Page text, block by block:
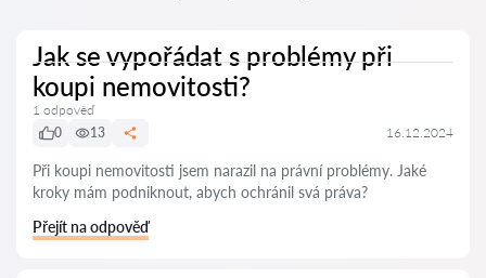
Jak se vypořádat s problémy při
koupi nemovitosti?
1 odpověď
0
13 16.12.2024
Při koupi nemovitosti jsem narazil na právní problémy. Jaké
kroky mám podniknout, abych ochránil svá práva?
Přejít na odpověď